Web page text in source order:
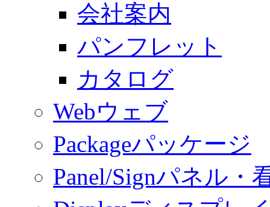
会社案内
パンフレット
カタログ
Webウェブ
Packageパッケージ
Panel/Signパネル・